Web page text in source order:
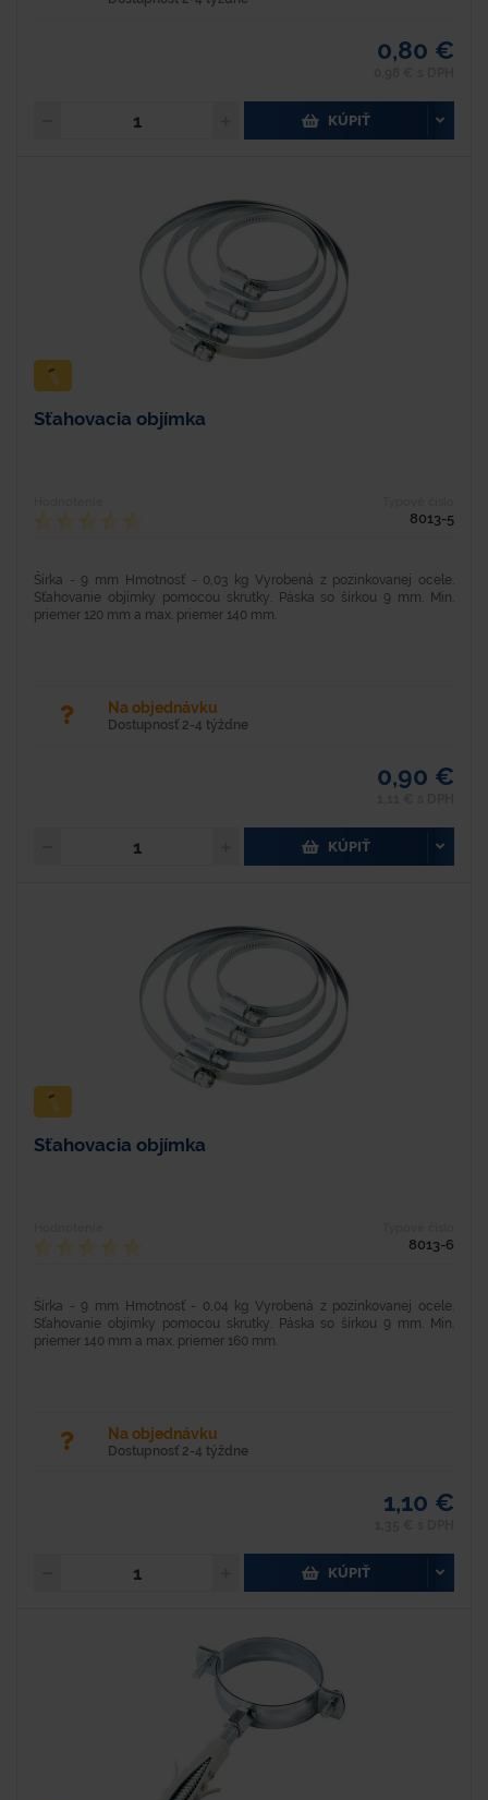
0,80 €
KÚPIŤ
Sťahovacia objímka
8013-5
Šírka - 9 mm Hmotnosť - 0,03 kg Vyrobená z pozinkovanej ocele.
Sťahovanie objímky pomocou skrutky. Páska so šírkou 9 mm. Min.
priemer 120 mm a max. priemer 140 mm.
Na objednávku
Dostupnosť 2-4 týždne
0,90 €
KÚPIŤ
Sťahovacia objímka
8013-6
Šírka - 9 mm Hmotnosť - 0,04 kg Vyrobená z pozinkovanej ocele.
Sťahovanie objímky pomocou skrutky. Páska so šírkou 9 mm. Min.
priemer 140 mm a max. priemer 160 mm.
Na objednávku
Dostupnosť 2-4 týždne
1,10 €
KÚPIŤ